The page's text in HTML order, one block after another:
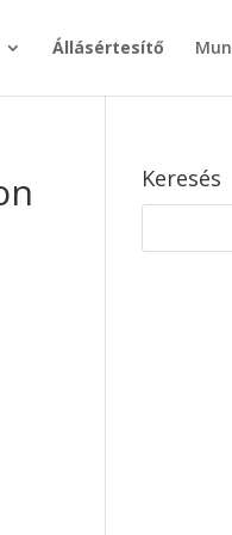
Állásértesítő
Keresés